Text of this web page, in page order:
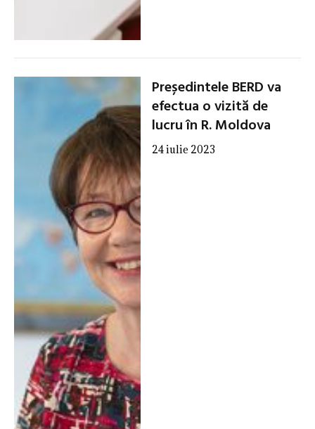
Președintele BERD va
efectua o vizită de
lucru în R. Moldova
24 iulie 2023